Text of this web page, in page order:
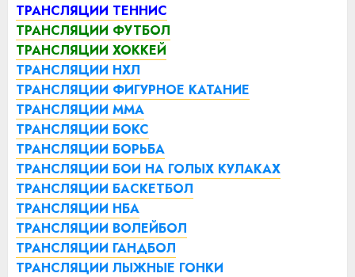
ТРАНСЛЯЦИИ ТЕННИС
ТРАНСЛЯЦИИ ФУТБОЛ
ТРАНСЛЯЦИИ ХОККЕЙ
ТРАНСЛЯЦИИ НХЛ
ТРАНСЛЯЦИИ ФИГУРНОЕ КАТАНИЕ
ТРАНСЛЯЦИИ ММА
ТРАНСЛЯЦИИ БОКС
ТРАНСЛЯЦИИ БОРЬБА
ТРАНСЛЯЦИИ БОИ НА ГОЛЫХ КУЛАКАХ
ТРАНСЛЯЦИИ БАСКЕТБОЛ
ТРАНСЛЯЦИИ НБА
ТРАНСЛЯЦИИ ВОЛЕЙБОЛ
ТРАНСЛЯЦИИ ГАНДБОЛ
ТРАНСЛЯЦИИ ЛЫЖНЫЕ ГОНКИ